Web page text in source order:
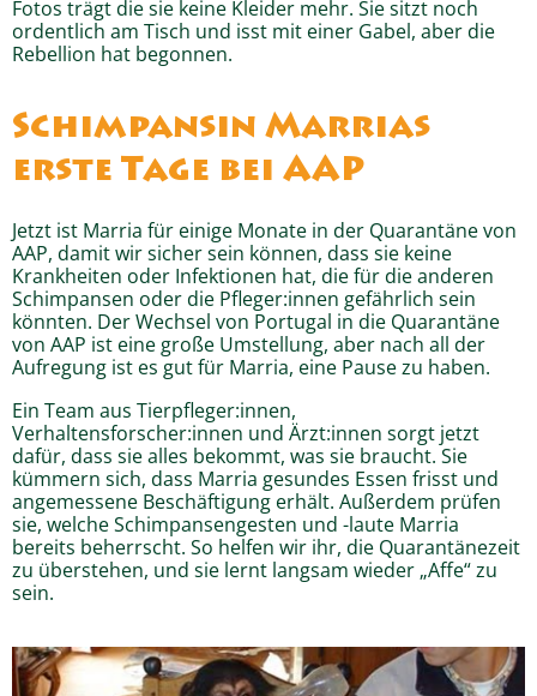
Fotos trägt die sie keine Kleider mehr. Sie sitzt noch
ordentlich am Tisch und isst mit einer Gabel, aber die
Rebellion hat begonnen.
Schimpansin Marrias
erste Tage bei AAP
Jetzt ist Marria für einige Monate in der Quarantäne von
AAP, damit wir sicher sein können, dass sie keine
Krankheiten oder Infektionen hat, die für die anderen
Schimpansen oder die Pfleger:innen gefährlich sein
könnten. Der Wechsel von Portugal in die Quarantäne
von AAP ist eine große Umstellung, aber nach all der
Aufregung ist es gut für Marria, eine Pause zu haben.
Ein Team aus Tierpfleger:innen,
Verhaltensforscher:innen und Ärzt:innen sorgt jetzt
dafür, dass sie alles bekommt, was sie braucht. Sie
kümmern sich, dass Marria gesundes Essen frisst und
angemessene Beschäftigung erhält. Außerdem prüfen
sie, welche Schimpansengesten und -laute Marria
bereits beherrscht. So helfen wir ihr, die Quarantänezeit
zu überstehen, und sie lernt langsam wieder „Affe“ zu
sein.